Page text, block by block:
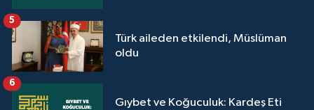
Türk aileden etkilendi, Müslüman
oldu
5
Gıybet ve Koğuculuk: Kardeş Eti
6